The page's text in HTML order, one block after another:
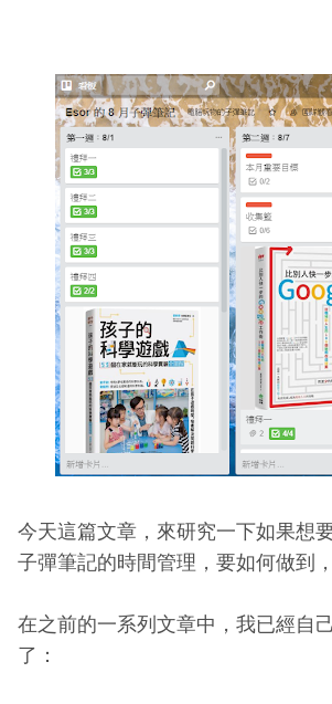
今天這篇文章，來研究一下如果想
子彈筆記的時間管理，要如何做到
在之前的一系列文章中，我已經自
了：